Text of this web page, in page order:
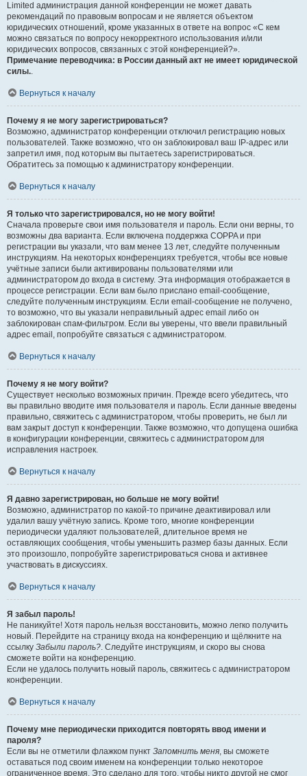
Limited администрация данной конференции не может давать
рекомендаций по правовым вопросам и не является объектом
юридических отношений, кроме указанных в ответе на вопрос «С кем
можно связаться по вопросу некорректного использования и/или
юридических вопросов, связанных с этой конференцией?».
Примечание переводчика: в России данный акт не имеет юридической
силы..
Вернуться к началу
Почему я не могу зарегистрироваться?
Возможно, администратор конференции отключил регистрацию новых
пользователей. Также возможно, что он заблокировал ваш IP-адрес или
запретил имя, под которым вы пытаетесь зарегистрироваться.
Обратитесь за помощью к администратору конференции.
Вернуться к началу
Я только что зарегистрировался, но не могу войти!
Сначала проверьте свои имя пользователя и пароль. Если они верны, то
возможны два варианта. Если включена поддержка COPPA и при
регистрации вы указали, что вам менее 13 лет, следуйте полученным
инструкциям. На некоторых конференциях требуется, чтобы все новые
учётные записи были активированы пользователями или
администратором до входа в систему. Эта информация отображается в
процессе регистрации. Если вам было прислано email-сообщение,
следуйте полученным инструкциям. Если email-сообщение не получено,
то возможно, что вы указали неправильный адрес email либо он
заблокирован спам-фильтром. Если вы уверены, что ввели правильный
адрес email, попробуйте связаться с администратором.
Вернуться к началу
Почему я не могу войти?
Существует несколько возможных причин. Прежде всего убедитесь, что
вы правильно вводите имя пользователя и пароль. Если данные введены
правильно, свяжитесь с администратором, чтобы проверить, не был ли
вам закрыт доступ к конференции. Также возможно, что допущена ошибка
в конфигурации конференции, свяжитесь с администратором для
исправления настроек.
Вернуться к началу
Я давно зарегистрирован, но больше не могу войти!
Возможно, администратор по какой-то причине деактивировал или
удалил вашу учётную запись. Кроме того, многие конференции
периодически удаляют пользователей, длительное время не
оставляющих сообщения, чтобы уменьшить размер базы данных. Если
это произошло, попробуйте зарегистрироваться снова и активнее
участвовать в дискуссиях.
Вернуться к началу
Я забыл пароль!
Не паникуйте! Хотя пароль нельзя восстановить, можно легко получить
новый. Перейдите на страницу входа на конференцию и щёлкните на
ссылку Забыли пароль?. Следуйте инструкциям, и скоро вы снова
сможете войти на конференцию.
Если не удалось получить новый пароль, свяжитесь с администратором
конференции.
Вернуться к началу
Почему мне периодически приходится повторять ввод имени и
пароля?
Если вы не отметили флажком пункт Запомнить меня, вы сможете
оставаться под своим именем на конференции только некоторое
ограниченное время. Это сделано для того, чтобы никто другой не смог